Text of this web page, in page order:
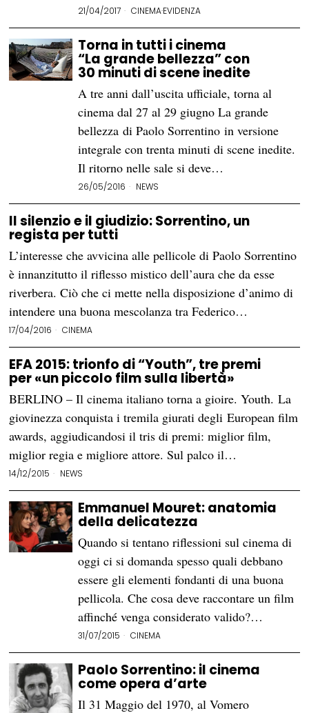
21/04/2017 CINEMA·EVIDENZA
Torna in tutti i cinema
“La grande bellezza” con
30 minuti di scene inedite
A tre anni dall’uscita ufficiale, torna al
cinema dal 27 al 29 giugno La grande
bellezza di Paolo Sorrentino in versione
integrale con trenta minuti di scene inedite.
Il ritorno nelle sale si deve…
26/05/2016 NEWS
Il silenzio e il giudizio: Sorrentino, un
regista per tutti
L’interesse che avvicina alle pellicole di Paolo Sorrentino
è innanzitutto il riflesso mistico dell’aura che da esse
riverbera. Ciò che ci mette nella disposizione d’animo di
intendere una buona mescolanza tra Federico…
17/04/2016 CINEMA
EFA 2015: trionfo di “Youth”, tre premi
per «un piccolo film sulla libertà»
BERLINO – Il cinema italiano torna a gioire. Youth. La
giovinezza conquista i tremila giurati degli European film
awards, aggiudicandosi il tris di premi: miglior film,
miglior regia e migliore attore. Sul palco il…
14/12/2015 NEWS
Emmanuel Mouret: anatomia
della delicatezza
Quando si tentano riflessioni sul cinema di
oggi ci si domanda spesso quali debbano
essere gli elementi fondanti di una buona
pellicola. Che cosa deve raccontare un film
affinché venga considerato valido?…
31/07/2015 CINEMA
Paolo Sorrentino: il cinema
come opera d’arte
Il 31 Maggio del 1970, al Vomero